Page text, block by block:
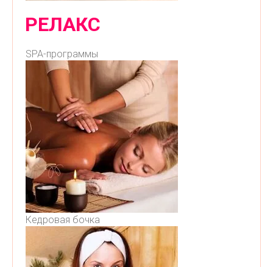
РЕЛАКС
SPA-программы
Кедровая бочка